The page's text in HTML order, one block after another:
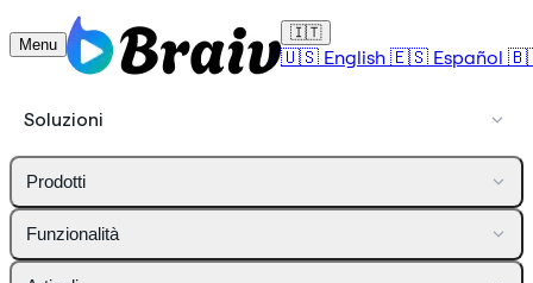
Menu
🇮🇹
🇺🇸 English 🇪🇸 Español
Soluzioni
Prodotti
Funzionalità